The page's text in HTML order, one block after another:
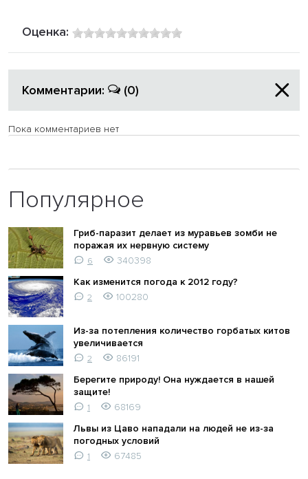
Оценка:
Комментарии: (0)
Пока комментариев нет
Популярное
Гриб-паразит делает из муравьев зомби не
поражая их нервную систему
6
340398
Как изменится погода к 2012 году?
2 100280
Из-за потепления количество горбатых китов
увеличивается
2
86191
Берегите природу! Она нуждается в нашей
защите!
1
68169
Львы из Цаво нападали на людей не из-за
погодных условий
1 67485